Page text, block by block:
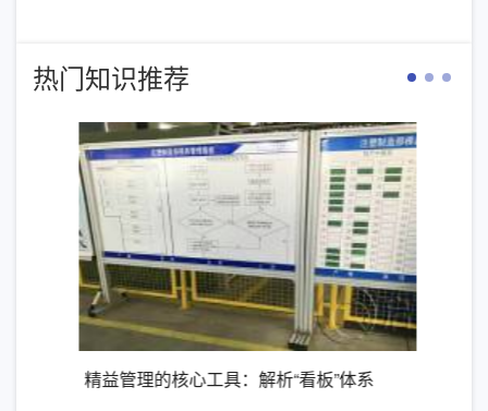
热门知识推荐
精益管理的核心工具：解析“看板”体系